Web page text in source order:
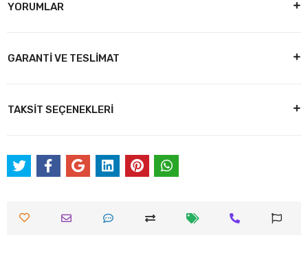
YORUMLAR
GARANTİ VE TESLİMAT
TAKSİT SEÇENEKLERİ